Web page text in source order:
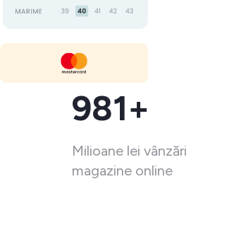
981+
Milioane lei vânzări
magazine online